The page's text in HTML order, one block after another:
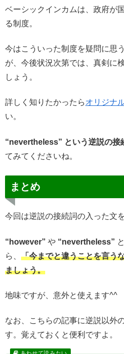
ベーシックインカムは、政府が
る制度。
今はこういった制度を疑問に思
が、今後状況次第では、真剣に
しょう。
詳しく知りたかったらオリジナ
い。
“nevertheless” という逆説の接
てみてくださいね。
まとめ
今回は逆説の接続詞の入った文
“however” や “nevertheless”
ら、 「今までと違うことを言う
ましょう。
地味ですが、意外と使えます^^
なお、こちらの記事に逆説以外
す。覚えておくと便利ですよ。